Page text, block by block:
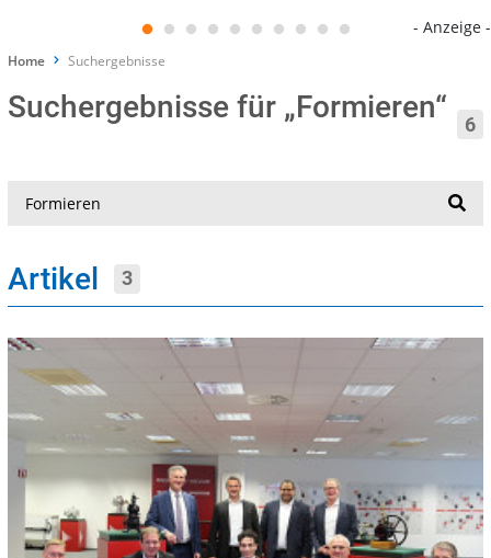
- Anzeige -
Home Suchergebnisse
Suchergebnisse für „Formieren“ 6
Artikel 3